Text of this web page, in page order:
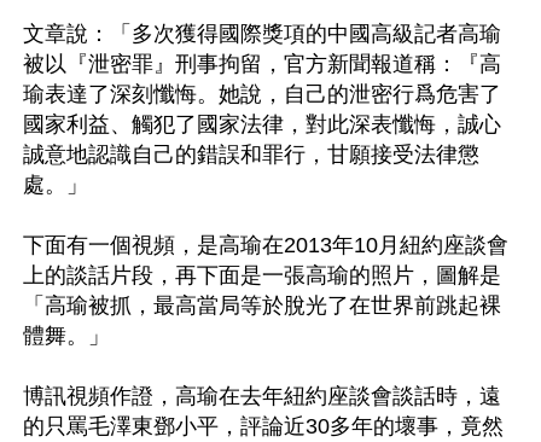
文章說：「多次獲得國際獎項的中國高級記者高瑜
被以『泄密罪』刑事拘留，官方新聞報道稱：『高
瑜表達了深刻懺悔。她說，自己的泄密行爲危害了
國家利益、觸犯了國家法律，對此深表懺悔，誠心
誠意地認識自己的錯誤和罪行，甘願接受法律懲
處。」
下面有一個視頻，是高瑜在2013年10月紐約座談會
上的談話片段，再下面是一張高瑜的照片，圖解是
「高瑜被抓，最高當局等於脫光了在世界前跳起裸
體舞。」
博訊視頻作證，高瑜在去年紐約座談會談話時，遠
的只罵毛澤東鄧小平，評論近30多年的壞事，竟然